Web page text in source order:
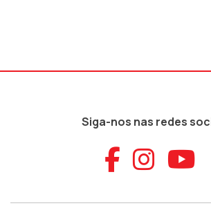
Siga-nos nas redes
Aceder